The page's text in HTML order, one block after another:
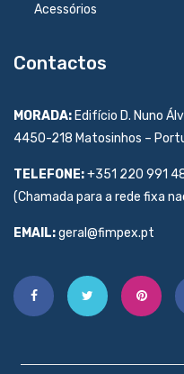
Acessórios
Contactos
MORADA: Edifício D. Nuno
4450-218 Matosinhos –
TELEFONE:+351 220 991
(Chamada para a rede fixa
EMAIL:geral@fimpex.pt